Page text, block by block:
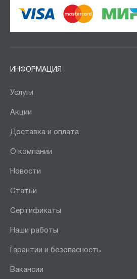
ИНФОРМАЦИЯ
Услуги
Акции
Доставка и оплата
О компании
Новости
Статьи
Сертификаты
Наши работы
Гарантии и безопасность
Вакансии